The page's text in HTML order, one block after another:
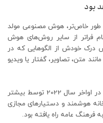
طور خاص‌تر، هوش مصنوعی مولد
فراتر از سایر روش‌های هوش
درک خودش از الگوهایی که در
متن، تصاویر، گفتار یا ویدیو
هوش مصنوعی مولد به لطف ChatGPT در اواخر سال 2022 توسط بیشتر
هوشمند و دستیارهای مجازی
فرهنگ عامه راه یافته بود.